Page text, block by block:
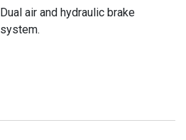
Dual air and hydraulic brake
system.